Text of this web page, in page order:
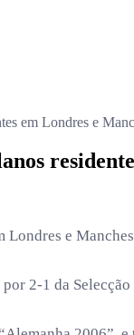
em Londres e
e
2-1 da